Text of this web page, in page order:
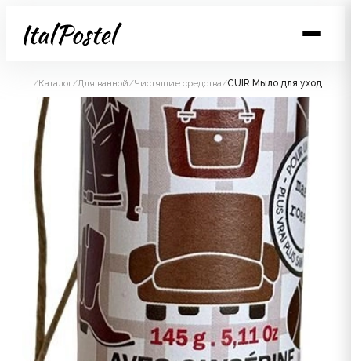
/Каталог/Для ванной/Чистящие средства/ CUIR Мыло для ухода за кожаной мебелью и одеждой на основе глицерина 145 гр